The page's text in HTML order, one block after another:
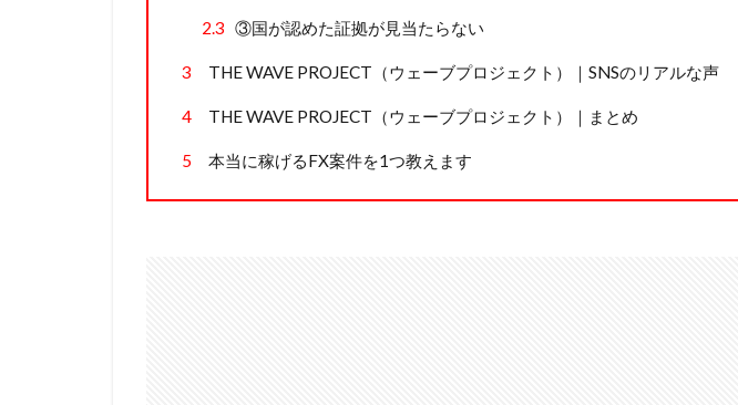
2.3 ③国が認めた証拠が見当たらない
3 THE WAVE PROJECT（ウェーブプロジェクト）｜SNSのリアルな声
4 THE WAVE PROJECT（ウェーブプロジェクト）｜まとめ
5 本当に稼げるFX案件を1つ教えます